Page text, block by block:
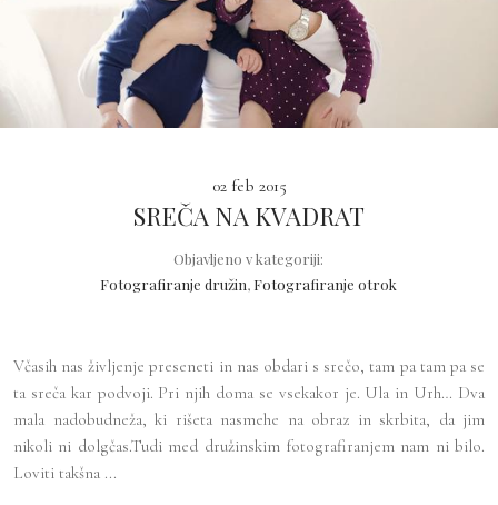
02 feb 2015
SREČA NA KVADRAT
Objavljeno v kategoriji:
Fotografiranje družin, Fotografiranje otrok
Včasih nas življenje preseneti in nas obdari s srečo, tam pa tam pa se
ta sreča kar podvoji. Pri njih doma se vsekakor je. Ula in Urh… Dva
mala nadobudneža, ki rišeta nasmehe na obraz in skrbita, da jim
nikoli ni dolgčas.Tudi med družinskim fotografiranjem nam ni bilo.
Loviti takšna ...